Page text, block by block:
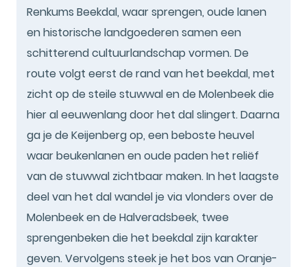
Renkums Beekdal, waar sprengen, oude lanen
en historische landgoederen samen een
schitterend cultuurlandschap vormen. De
route volgt eerst de rand van het beekdal, met
zicht op de steile stuwwal en de Molenbeek die
hier al eeuwenlang door het dal slingert. Daarna
ga je de Keijenberg op, een beboste heuvel
waar beukenlanen en oude paden het reliëf
van de stuwwal zichtbaar maken. In het laagste
deel van het dal wandel je via vlonders over de
Molenbeek en de Halveradsbeek, twee
sprengenbeken die het beekdal zijn karakter
geven. Vervolgens steek je het bos van Oranje-